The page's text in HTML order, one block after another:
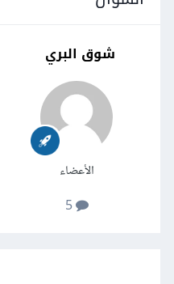
شوق البري
الأعضاء
5